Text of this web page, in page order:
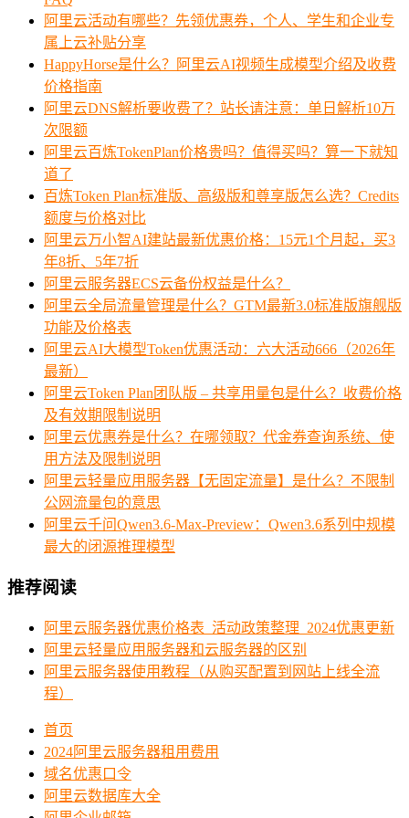
阿里云活动有哪些？先领优惠券，个人、学生和企业专
属上云补贴分享
HappyHorse是什么？阿里云AI视频生成模型介绍及收费
价格指南
阿里云DNS解析要收费了？站长请注意：单日解析10万
次限额
阿里云百炼TokenPlan价格贵吗？值得买吗？算一下就知
道了
百炼Token Plan标准版、高级版和尊享版怎么选？Credits
额度与价格对比
阿里云万小智AI建站最新优惠价格：15元1个月起，买3
年8折、5年7折
阿里云服务器ECS云备份权益是什么？
阿里云全局流量管理是什么？GTM最新3.0标准版旗舰版
功能及价格表
阿里云AI大模型Token优惠活动：六大活动666（2026年
最新）
阿里云Token Plan团队版 – 共享用量包是什么？收费价格
及有效期限制说明
阿里云优惠券是什么？在哪领取？代金券查询系统、使
用方法及限制说明
阿里云轻量应用服务器【无固定流量】是什么？不限制
公网流量包的意思
阿里云千问Qwen3.6-Max-Preview：Qwen3.6系列中规模
最大的闭源推理模型
推荐阅读
阿里云服务器优惠价格表_活动政策整理_2024优惠更新
阿里云轻量应用服务器和云服务器的区别
阿里云服务器使用教程（从购买配置到网站上线全流
程）
首页
2024阿里云服务器租用费用
域名优惠口令
阿里云数据库大全